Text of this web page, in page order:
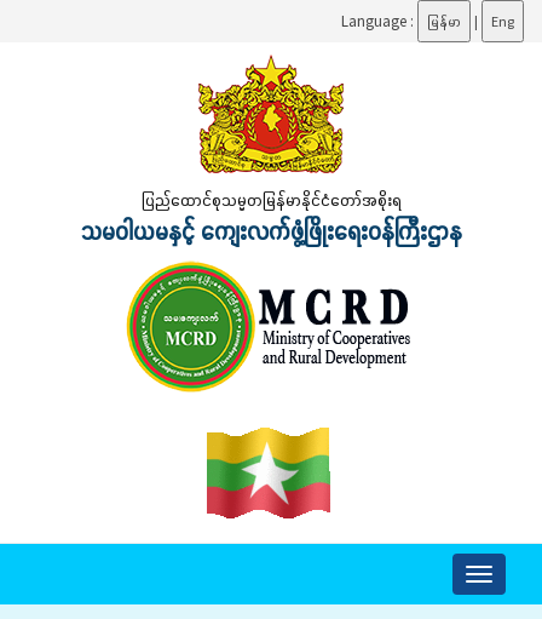
Language : မြန်မာ | Eng
ပြည်ထောင်စုသမ္မတမြန်မာနိုင်ငံတော်အစိုးရ
သမဝါယမနှင့် ကျေးလက်ဖွံ့ဖြိုးရေးဝန်ကြီးဌာန
Toggle